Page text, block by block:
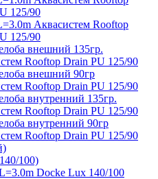
125/90
Аквасистем Rooftop
125/90
внешний 135гр.
Rooftop Drain PU 125/90
внешний 90гр
Rooftop Drain PU 125/90
внутренний 135гр.
Rooftop Drain PU 125/90
внутренний 90гр
Rooftop Drain PU 125/90
100)
Docke Lux 140/100